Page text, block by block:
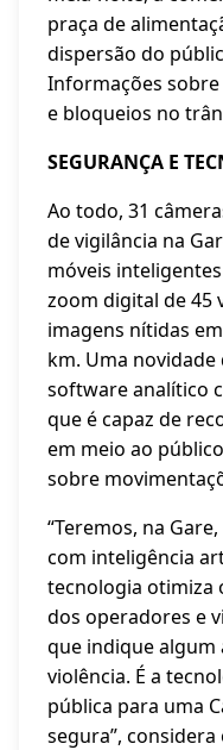
praça de
dispersão do
Informações sobre
e bloqueios no
SEGURANÇA E
Ao todo, 31
de vigilância na
móveis
zoom digital de 45
imagens nítidas
km. Uma novidade
software analítico
que é capaz de
em meio ao
sobre
“Teremos, na
com inteligência
tecnologia
dos operadores e
que indique
violência. É a
pública para uma
segura”,